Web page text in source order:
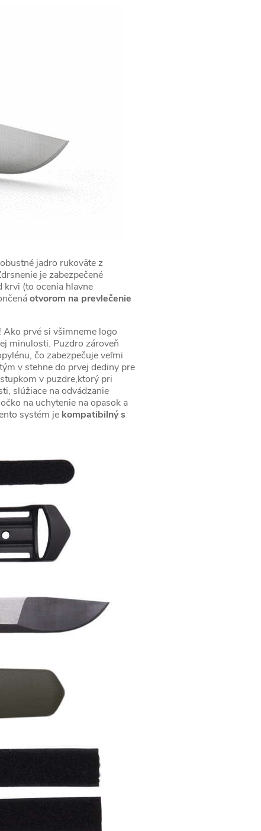
jadro rukoväte z
je zabezpečené
krvi (to ocenia hlavne
otvorom na prevlečenie
prvé si všimneme logo
minulosti. Puzdro zároveň
čo zabezpečuje veľmi
v stehne do prvej dediny pre
v puzdre,ktorý pri
slúžiace na odvádzanie
na uchytenie na opasok a
systém je kompatibilný s